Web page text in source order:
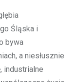
Śląska i
bywa
a niesłusznie
industrialne